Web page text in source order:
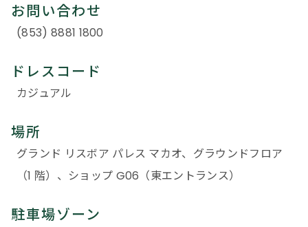
お問い合わせ
(853) 8881 1800
ドレスコード
カジュアル
場所
グランド リスボア パレス マカオ、グラウンドフロア
（1 階）、ショップ G06（東エントランス）
駐車場ゾーン